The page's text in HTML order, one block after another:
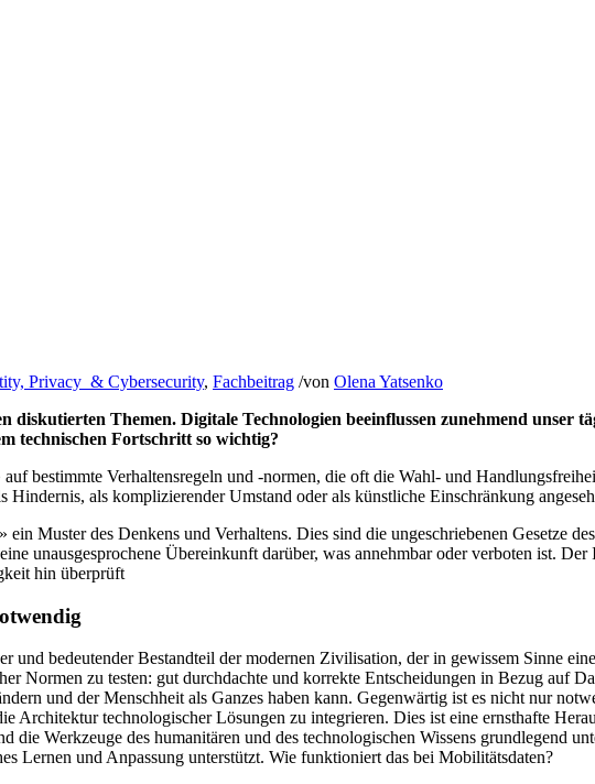
Privacy & Cybersecurity, Fachbeitrag /von Olena Yatsenko
diskutierten Themen. Digitale Technologien beeinflussen zunehmend unser
technischen Fortschritt so wichtig?
bestimmte Verhaltensregeln und -normen, die oft die Wahl- und
Hindernis, als komplizierender Umstand oder als künstliche Einschränkung
Muster des Denkens und Verhaltens. Dies sind die ungeschriebenen Gesetze
unausgesprochene Übereinkunft darüber, was annehmbar oder verboten ist.
hin überprüft
und bedeutender Bestandteil der modernen Zivilisation, der in gewissem Sinne
Normen zu testen: gut durchdachte und korrekte Entscheidungen in Bezug auf
und der Menschheit als Ganzes haben kann. Gegenwärtig ist es nicht nur
Architektur technologischer Lösungen zu integrieren. Dies ist eine ernsthafte
die Werkzeuge des humanitären und des technologischen Wissens grundlegend
Lernen und Anpassung unterstützt. Wie funktioniert das bei Mobilitätsdaten?